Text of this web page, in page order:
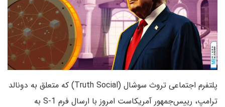
پلتفرم اجتماعی تروث سوشال (Truth Social) که متعلق به دونالد
ترامپ، رییس‌جمهور آمریکاست امروز با ارسال فرم S-1 به